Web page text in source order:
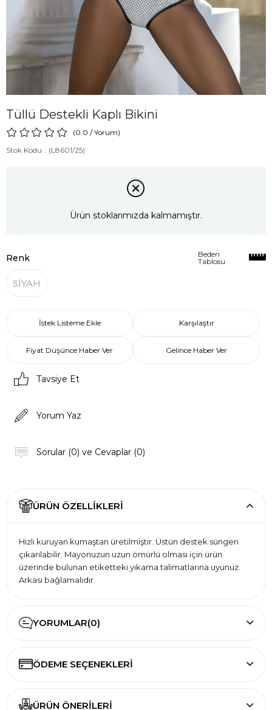
Tüllü Destekli Kaplı Bikini
0.0 /Yorum)
Stok Kodu
(L8601/25)
Ürün stoklarımızda kalmamıştır.
Renk
SİYAH
Beden
Tablosu
İstek Listeme Ekle Karşılaştır
Fiyat Düşünce Haber Ver Gelince Haber Ver
Tavsiye Et
Yorum Yaz
Sorular (0) ve Cevaplar (0)
ÜRÜN ÖZELLIKLERI
Hızlı kuruyan kumaştan üretilmiştir. Üstün destek süngeri
çıkarılabilir. Mayonuzun uzun ömürlü olması için ürün
üzerinde bulunan etiketteki yıkama talimatlarına uyunuz.
Arkası bağlamalıdır.
YORUMLAR(0)
ÖDEME SEÇENEKLERI
ÜRÜN ÖNERILERI